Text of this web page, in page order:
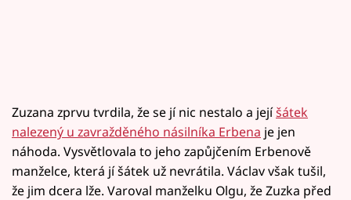
Zuzana zprvu tvrdila, že se jí nic nestalo a jejíšátek
nalezený u zavražděného násilníka Erbena je jen
náhoda. Vysvětlovala to jeho zapůjčením Erbenově
manželce, která jí šátek už nevrátila. Václav však tušil,
že jim dcera lže. Varoval manželku Olgu, že Zuzka před